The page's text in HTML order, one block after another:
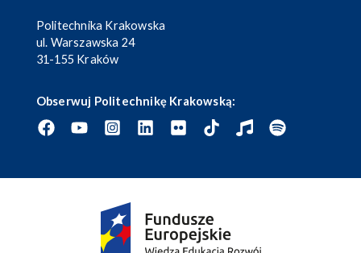
Politechnika Krakowska
ul. Warszawska 24
31-155 Kraków
Obserwuj Politechnikę Krakowską: